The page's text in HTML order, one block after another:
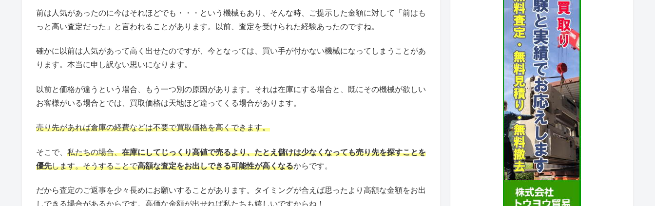
前は人気があったのに今はそれほどでも・・・という機械もあり、そんな時、ご提示した金額に対して「前はも
っと高い査定だった」と言われることがあります。以前、査定を受けられた経験あったのですね。
確かに以前は人気があって高く出せたのですが、今となっては、買い手が付かない機械になってしまうことがあ
ります。本当に申し訳ない思いになります。
以前と価格が違うという場合、もう一つ別の原因があります。それは在庫にする場合と、既にその機械が欲しい
お客様がいる場合とでは、買取価格は天地ほど違ってくる場合があります。
売り先があれば倉庫の経費などは不要で買取価格を高くできます。
そこで、 私たちの場合、在庫にしてじっくり高値で売るより、たとえ儲けは少なくなっても売り先を探すことを
優先します。そうすることで高額な査定をお出しできる可能性が高くなるからです。
だから査定のご返事を少々長めにお願いすることがあります。タイミングが合えば思ったより高額な金額をお出
しできる場合があるからです。高価な金額が出せれば私たちも嬉しいですからね！